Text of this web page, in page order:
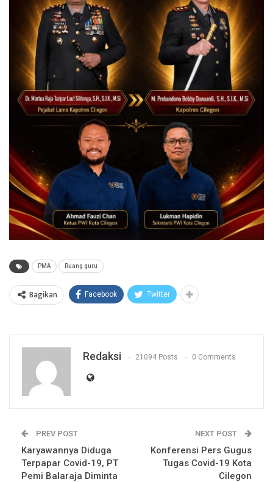
PMA Ruang guru
Bagikan Facebook Twitter
Redaksi 21094 Posts 0 Comments
PREV POST
Karyawannya Diduga
Terpapar Covid-19, PT
Pemi Balaraja Diminta
NEXT POST
Konferensi Pers Gugus
Tugas Covid-19 Kota
Cilegon